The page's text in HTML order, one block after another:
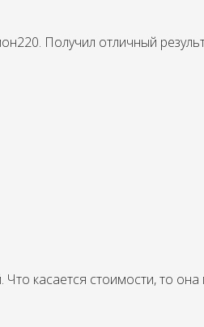
Получил отличный
касается стоимости, то